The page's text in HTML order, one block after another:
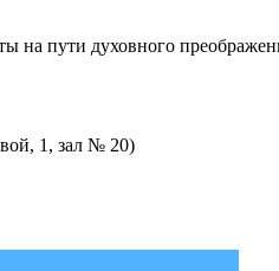
на пути духовного
1, зал № 20)